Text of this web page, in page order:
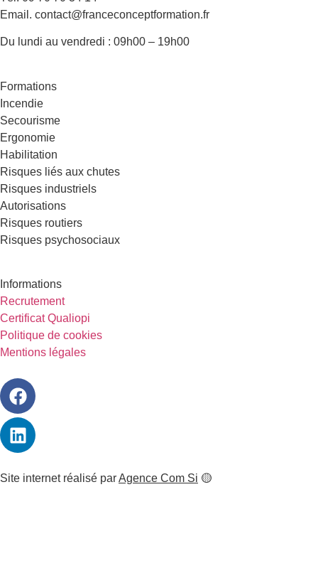
Email. contact@franceconceptformation.fr
Du lundi au vendredi : 09h00 – 19h00
Formations
Incendie
Secourisme
Ergonomie
Habilitation
Risques liés aux chutes
Risques industriels
Autorisations
Risques routiers
Risques psychosociaux
Informations
Recrutement
Certificat Qualiopi
Politique de cookies
Mentions légales
Site internet réalisé parAgence Com Si 🟡